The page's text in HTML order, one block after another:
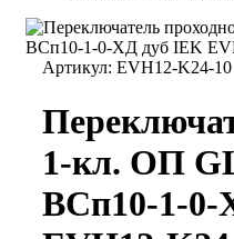
Артикул: EVH12-K24-10
1-кл. ОП
ВСп10-1-0-